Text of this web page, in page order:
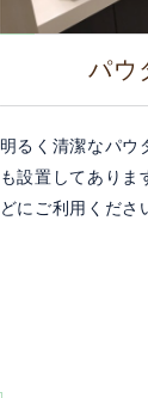
パウ
明るく清潔なパウ
も設置してありま
どにご利用くださ